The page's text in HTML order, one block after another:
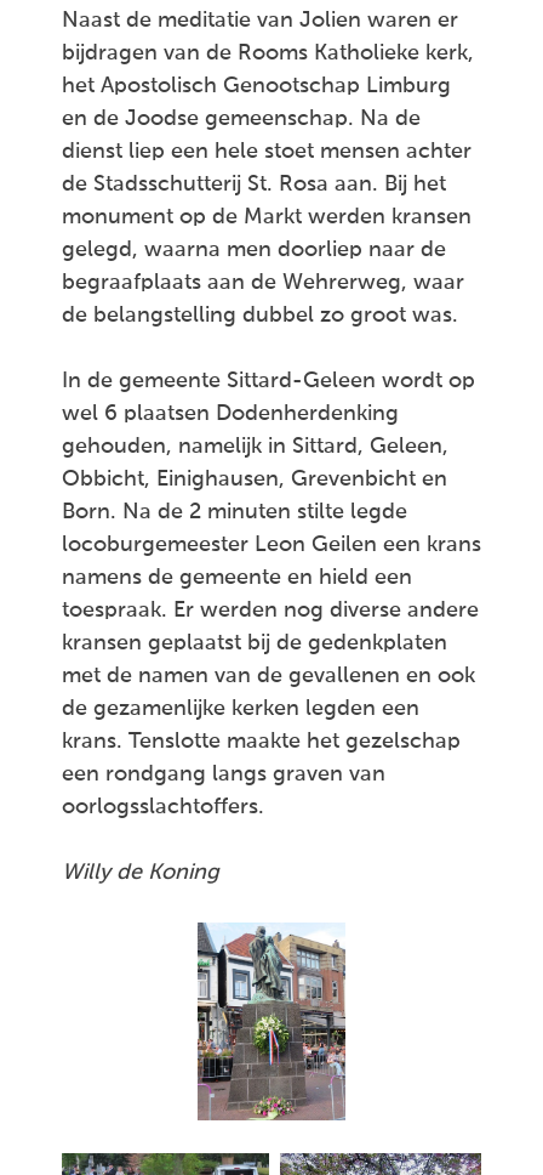
Naast de meditatie van Jolien waren er
bijdragen van de Rooms Katholieke kerk,
het Apostolisch Genootschap Limburg
en de Joodse gemeenschap. Na de
dienst liep een hele stoet mensen achter
de Stadsschutterij St. Rosa aan. Bij het
monument op de Markt werden kransen
gelegd, waarna men doorliep naar de
begraafplaats aan de Wehrerweg, waar
de belangstelling dubbel zo groot was.
In de gemeente Sittard-Geleen wordt op
wel 6 plaatsen Dodenherdenking
gehouden, namelijk in Sittard, Geleen,
Obbicht, Einighausen, Grevenbicht en
Born. Na de 2 minuten stilte legde
locoburgemeester Leon Geilen een krans
namens de gemeente en hield een
toespraak. Er werden nog diverse andere
kransen geplaatst bij de gedenkplaten
met de namen van de gevallenen en ook
de gezamenlijke kerken legden een
krans. Tenslotte maakte het gezelschap
een rondgang langs graven van
oorlogsslachtoffers.
Willy de Koning